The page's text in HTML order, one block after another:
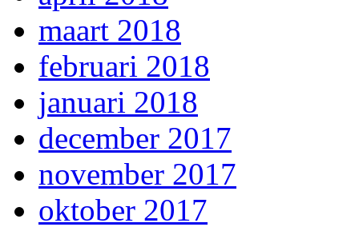
maart 2018
februari 2018
januari 2018
december 2017
november 2017
oktober 2017